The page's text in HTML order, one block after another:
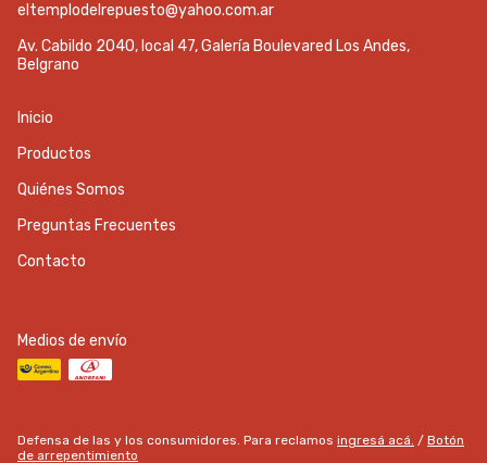
eltemplodelrepuesto@yahoo.com.ar
Av. Cabildo 2040, local 47, Galería Boulevared Los Andes,
Belgrano
Inicio
Productos
Quiénes Somos
Preguntas Frecuentes
Contacto
Medios de envío
Defensa de las y los consumidores. Para reclamos ingresá acá. / Botón
de arrepentimiento